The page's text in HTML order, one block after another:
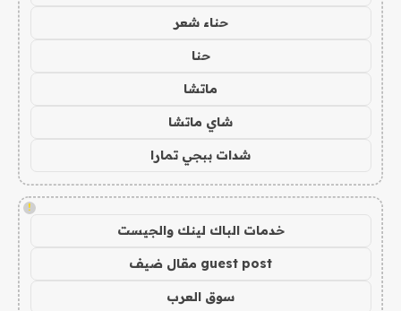
حناء شعر
حنا
ماتشا
شاي ماتشا
شدات ببجي تمارا
!
خدمات الباك لينك والجيست
guest post مقال ضيف
سوق العرب